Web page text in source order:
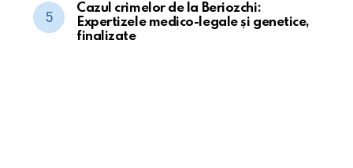
Cazul crimelor de la Beriozchi:
Expertizele medico-legale și genetice,
finalizate